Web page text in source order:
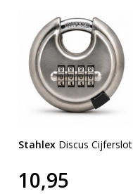
Stahlex Discus Cijferslot
10,95